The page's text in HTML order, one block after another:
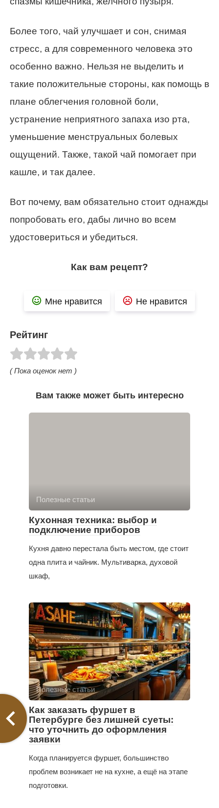
Более того, чай улучшает и сон, снимая
стресс, а для современного человека это
особенно важно. Нельзя не выделить и
такие положительные стороны, как помощь в
плане облегчения головной боли,
устранение неприятного запаха изо рта,
уменьшение менструальных болевых
ощущений. Также, такой чай помогает при
кашле, и так далее.
Вот почему, вам обязательно стоит однажды
попробовать его, дабы лично во всем
удостовериться и убедиться.
Как вам рецепт?
Мне нравится Не нравится
Рейтинг
( Пока оценок нет )
Вам также может быть интересно
Полезные статьи
Кухонная техника: выбор и
подключение приборов
Кухня давно перестала быть местом, где стоит
одна плита и чайник. Мультиварка, духовой
шкаф,
Полезные статьи
Как заказать фуршет в
Петербурге без лишней суеты:
что уточнить до оформления
заявки
Когда планируется фуршет, большинство
проблем возникает не на кухне, а ещё на этапе
подготовки.